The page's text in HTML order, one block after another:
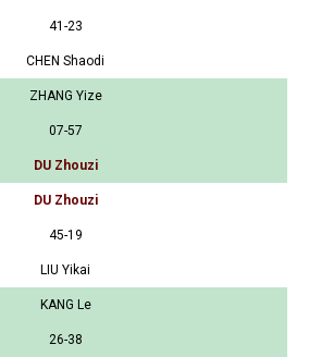
41-23
CHEN Shaodi
ZHANG Yize
07-57
DU Zhouzi
DU Zhouzi
45-19
LIU Yikai
KANG Le
26-38